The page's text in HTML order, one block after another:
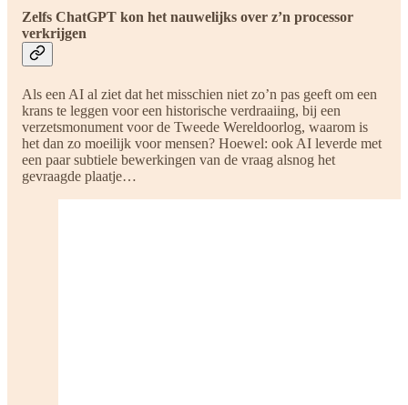
Zelfs ChatGPT kon het nauwelijks over z’n processor
verkrijgen
Als een AI al ziet dat het misschien niet zo’n pas geeft om een
krans te leggen voor een historische verdraaiing, bij een
verzetsmonument voor de Tweede Wereldoorlog, waarom is
het dan zo moeilijk voor mensen? Hoewel: ook AI leverde met
een paar subtiele bewerkingen van de vraag alsnog het
gevraagde plaatje…